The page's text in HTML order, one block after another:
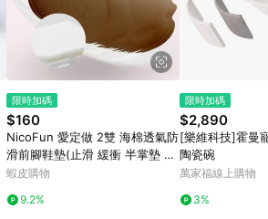
限時加碼
$160
NicoFun 愛定做 2雙 海棉透氣防
滑前腳鞋墊(止滑 緩衝 半掌墊 高
跟鞋墊 前掌墊 腳掌墊 海綿鞋墊)
蝦皮購物
9.2%
限時加碼
$2,890
[樂維科技]霍曼
陶瓷碗
萬家福線上購物
3%